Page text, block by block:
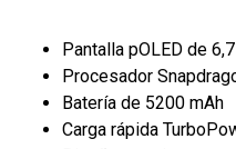
Pantalla pOLED de
Procesador
Batería de 5200 mAh
Carga rápida